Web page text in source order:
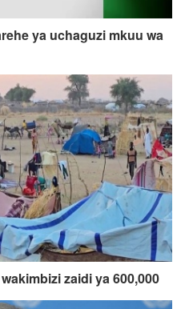
ya uchaguzi mkuu wa
zaidi ya 600,000